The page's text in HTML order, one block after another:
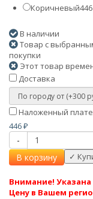
Коричневый446
В наличии
Товар с
покупки
Этот товар
Доставка
Наложенный
446 ₽
-
В корзину
Внимание!
Цену в Вашем